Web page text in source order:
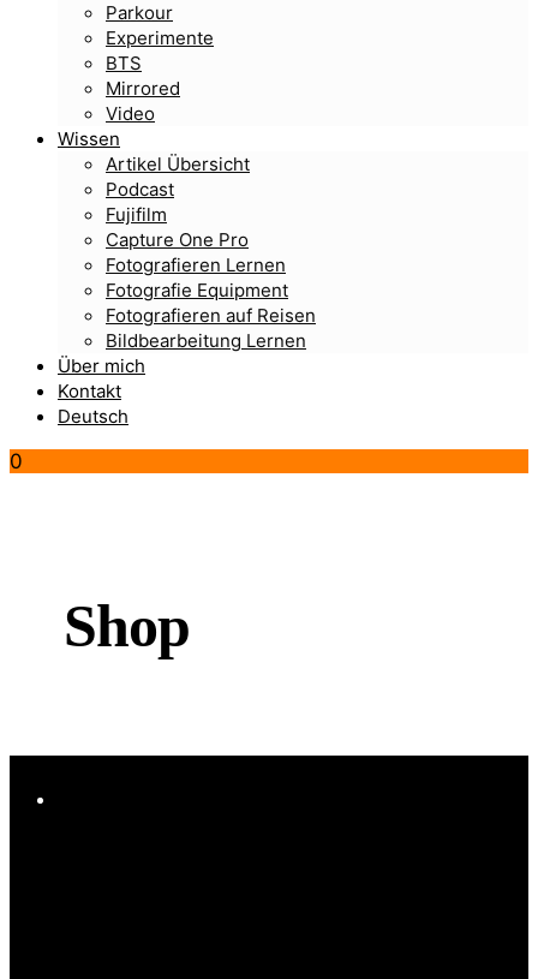
Parkour
Experimente
BTS
Mirrored
Video
Wissen
Artikel Übersicht
Podcast
Fujifilm
Capture One Pro
Fotografieren Lernen
Fotografie Equipment
Fotografieren auf Reisen
Bildbearbeitung Lernen
Über mich
Kontakt
Deutsch
0
Shop